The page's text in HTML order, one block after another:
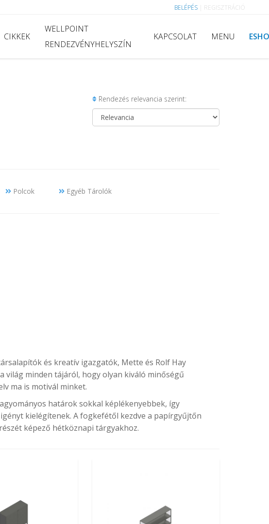
BELÉPÉS REGISZTRÁCIÓ
CIKKEK
WELLPOINT
RENDEZVÉNYHELYSZÍN
KAPCSOLAT MENU
Rendezés relevancia szerint:
Polcok Egyéb Tárolók
és kreatív igazgatók, Mette és Rolf Hay
minden tájáról, hogy olyan kiváló minőségű
ma is motivál minket.
határok sokkal képlékenyebbek, így
kielégítenek. A fogkefétől kezdve a papírgyűjtőn
képező hétköznapi tárgyakhoz.